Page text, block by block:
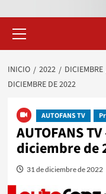
primario
INICIO 2022 DICIEMBRE
DICIEMBRE DE 2022
AUTOFANS TV
AUTOFANS
diciembre de
31 de diciembre de 2022